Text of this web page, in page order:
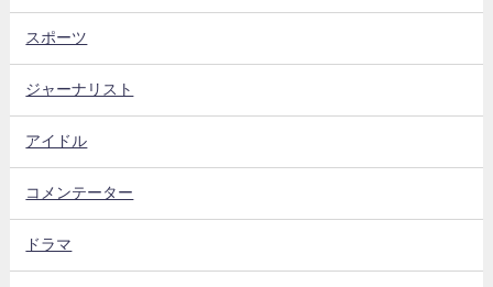
スポーツ
ジャーナリスト
アイドル
コメンテーター
ドラマ